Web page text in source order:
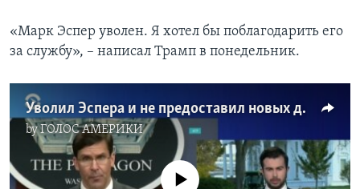
«Марк Эспер уволен. Я хотел бы поблагодарить его
за службу», – написал Трамп в понедельник.
Уволил Эспера и не предоставил новых доказательств: президент Трамп продолжает не признавать результаты выборов-2020
byГОЛОС АМЕРИКИ
No media source currently available